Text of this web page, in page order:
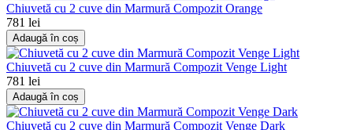
Chiuvetă cu 2 cuve din Marmură Compozit Orange
781 lei
Adaugă în coș
Chiuvetă cu 2 cuve din Marmură Compozit Venge Light
781 lei
Adaugă în coș
Chiuvetă cu 2 cuve din Marmură Compozit Venge Dark